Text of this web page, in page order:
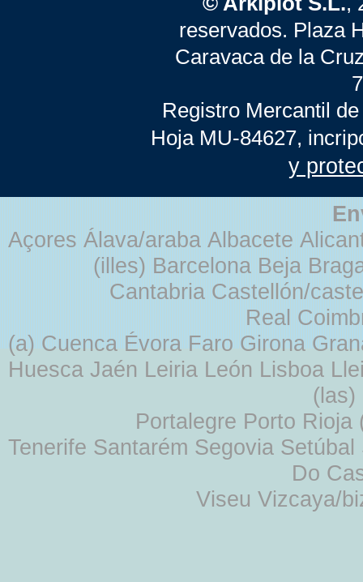
reservados. Plaza
Caravaca de la
Registro Mercantil
Hoja MU-84627,
y
Açores Álava/araba Albacete
(illes) Barcelona Beja
Cantabria Castellón/
Real
(a) Cuenca Évora Faro Girona
Huesca Jaén Leiria León Lisboa
Portalegre Porto
Tenerife Santarém Segovia
Do
Viseu Vizcaya/